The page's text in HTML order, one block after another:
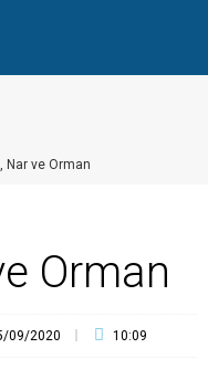
Nar ve Orman
Orman
09/2020 10:09